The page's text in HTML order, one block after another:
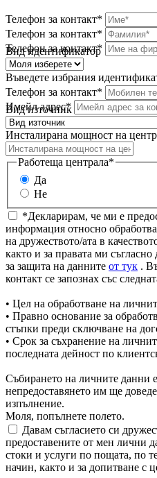
Телефон за контакт*
Телефон за контакт*
Телефон за контакт*
Вид идентификатор
Въведете избрания
Телефон за контакт*
Имейл адрес*
Вид източник
Инсталирана мощност на
Работеща централа*
Да
Не
*Декларирам, че ми е
информация относно
на дружеството/ата в
както и за правата ми
за защита на данните от тук .
контакт се запознах със
• Цел на обработване на
• Правно основание за
стъпки преди сключване на
• Срок за съхранение на
последната дейност по
Събирането на личните данни
непредоставянето им ще
изпълнение.
Моля, попълнете полето.
Давам съгласието си
предоставените от мен лични
стоки и услуги по пощата, по
начин, както и за допитване с